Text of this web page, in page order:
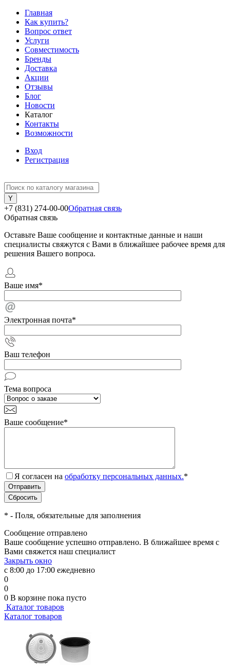
Главная
Как купить?
Вопрос ответ
Услуги
Совместимость
Бренды
Доставка
Акции
Отзывы
Блог
Новости
Каталог
Контакты
Возможности
Вход
Регистрация
+7 (831) 274-00-00Обратная связь
Обратная связь
Оставьте Ваше сообщение и контактные данные и наши
специалисты свяжутся с Вами в ближайшее рабочее время для
решения Вашего вопроса.
Ваше имя*
Электронная почта*
Ваш телефон
Тема вопроса
Ваше сообщение*
Я согласен на обработку персональных данных.*
* - Поля, обязательные для заполнения
Сообщение отправлено
Ваше сообщение успешно отправлено. В ближайшее время с
Вами свяжется наш специалист
Закрыть окно
с 8:00 до 17:00 ежедневно
0
0
0 В корзине пока пусто
Каталог товаров
Каталог товаров